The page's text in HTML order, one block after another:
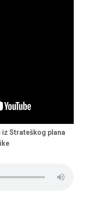
Strateškog plana